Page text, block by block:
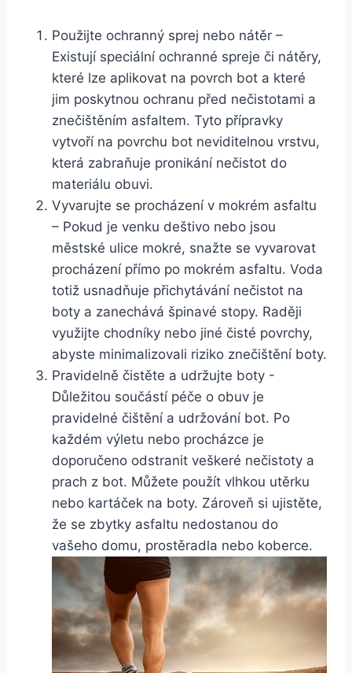
Použijte ochranný‌ sprej nebo nátěr –
⁤Existují speciální‍ ochranné spreje či nátěry,
které⁢ lze aplikovat na ​povrch ‌bot a které
jim​ poskytnou ochranu ‌před‌ nečistotami a
znečištěním asfaltem. Tyto přípravky
vytvoří na povrchu bot neviditelnou​ vrstvu,
která ‍zabraňuje pronikání nečistot do
materiálu‌ obuvi.
Vyvarujte se ⁤procházení v mokrém asfaltu
– Pokud je venku‌ deštivo ⁤nebo jsou
městské ulice mokré,⁣ snažte se vyvarovat
procházení přímo po mokrém asfaltu.‍ Voda
totiž usnadňuje přichytávání nečistot na
boty a ‌zanechává⁣ špinavé stopy.‍ Raději
využijte​ chodníky nebo jiné čisté povrchy,
abyste⁤ minimalizovali riziko znečištění⁤ boty.
Pravidelně čistěte⁢ a udržujte boty ‌-
Důležitou součástí péče ⁣o⁢ obuv ​je
pravidelné​ čištění a ⁢udržování bot. ⁣Po ​
každém výletu⁢ nebo procházce je
doporučeno odstranit veškeré nečistoty ‌a
prach ‌z ⁣bot. Můžete použít vlhkou‌ utěrku⁤
nebo kartáček‍ na boty. Zároveň si ujistěte,
že se zbytky asfaltu⁢ nedostanou do
vašeho domu,⁢ prostěradla nebo koberce.